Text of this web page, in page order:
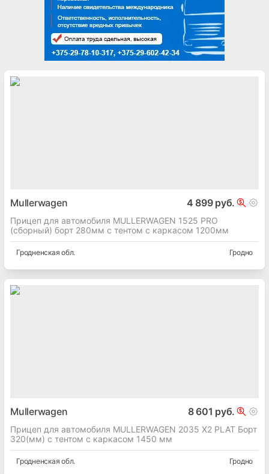
Mullerwagen 4 899 руб.
Прицеп для автомобиля MULLERWAGEN 1525 PRO
(сборный) борт 280мм с тентом с каркасом 1200мм
Гродненская обл. Гродно
Mullerwagen 8 601 руб.
Прицеп для автомобиля MULLERWAGEN 2035 X2 PLAT Борт
320(мм) с тентом с каркасом 1450 мм
Гродненская обл. Гродно